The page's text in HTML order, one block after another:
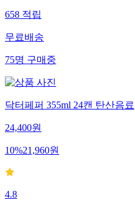
658적립
무료배송
75명구매중
닥터페퍼 355ml 24캔 탄산음료
24,400원
10%21,960원
4.8